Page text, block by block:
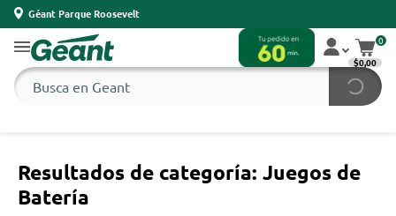
Géant Parque Roosevelt
0
$0,00
Resultados de categoría: Juegos de
Batería